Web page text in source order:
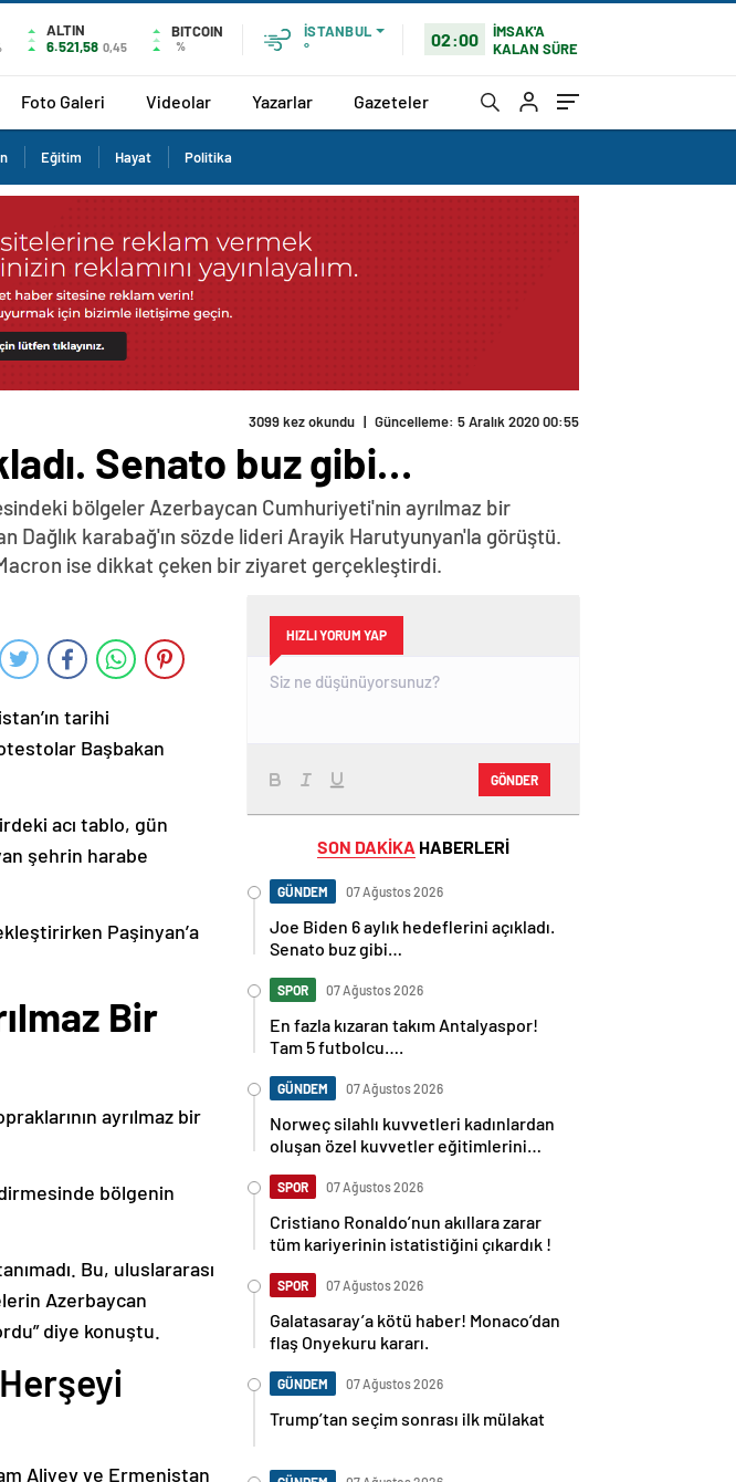
ALTIN
6.521,58 0,45
BITCOIN
%
İSTANBUL
°
02:00
İMSAK'A
KALAN SÜRE
Foto Galeri Videolar Yazarlar Gazeteler
Eğitim Hayat Politika
3099 kez okundu | Güncelleme: 5 Aralık 2020 00:55
Senato buz gibi…
bölgeler Azerbaycan Cumhuriyeti'nin ayrılmaz bir
Dağlık karabağ'ın sözde lideri Arayik Harutyunyan'la görüştü.
ise dikkat çeken bir ziyaret gerçekleştirdi.
tarihi
Başbakan
acı tablo, gün
şehrin harabe
Paşinyan’a
Bir
ayrılmaz bir
bölgenin
Bu, uluslararası
Azerbaycan
diye konuştu.
Aliyev ve Ermenistan
HIZLI YORUM YAP
GÖNDER
SON DAKİKA HABERLERİ
GÜNDEM 07 Ağustos 2026
Joe Biden 6 aylık hedeflerini açıkladı.
Senato buz gibi…
SPOR 07 Ağustos 2026
En fazla kızaran takım Antalyaspor!
Tam 5 futbolcu….
GÜNDEM 07 Ağustos 2026
Norweç silahlı kuvvetleri kadınlardan
oluşan özel kuvvetler eğitimlerini
SPOR 07 Ağustos 2026
Cristiano Ronaldo’nun akıllara zarar
tüm kariyerinin istatistiğini çıkardık !
SPOR 07 Ağustos 2026
Galatasaray’a kötü haber! Monaco’dan
flaş Onyekuru kararı.
GÜNDEM 07 Ağustos 2026
Trump’tan seçim sonrası ilk mülakat